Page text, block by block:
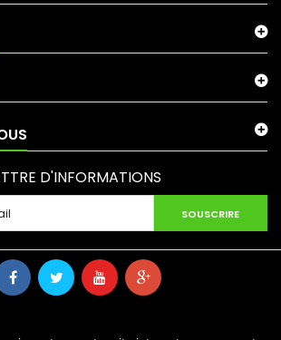
D'INFORMATIONS
SOUSCRIRE